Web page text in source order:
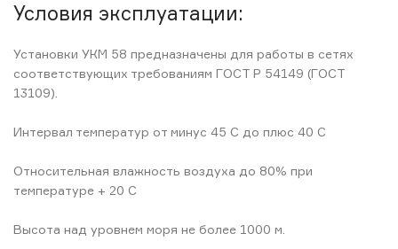
Условия эксплуатации:
Установки УКМ 58 предназначены для работы в сетях
соответствующих требованиям ГОСТ Р 54149 (ГОСТ
13109).
Интервал температур от минус 45 С до плюс 40 С
Относительная влажность воздуха до 80% при
температуре + 20 С
Высота над уровнем моря не более 1000 м.